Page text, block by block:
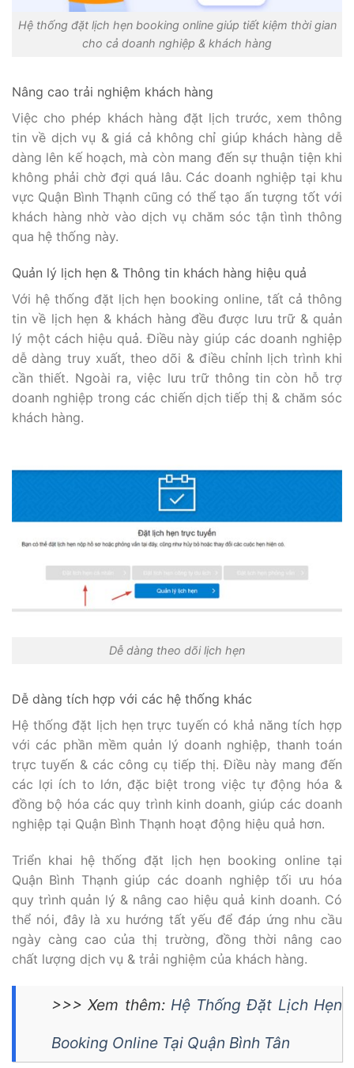
Hệ thống đặt lịch hẹn booking online giúp tiết kiệm thời gian
cho cả doanh nghiệp & khách hàng
Nâng cao trải nghiệm khách hàng
Việc cho phép khách hàng đặt lịch trước, xem thông
tin về dịch vụ & giá cả không chỉ giúp khách hàng dễ
dàng lên kế hoạch, mà còn mang đến sự thuận tiện khi
không phải chờ đợi quá lâu. Các doanh nghiệp tại khu
vực Quận Bình Thạnh cũng có thể tạo ấn tượng tốt với
khách hàng nhờ vào dịch vụ chăm sóc tận tình thông
qua hệ thống này.
Quản lý lịch hẹn & Thông tin khách hàng hiệu quả
Với hệ thống đặt lịch hẹn booking online, tất cả thông
tin về lịch hẹn & khách hàng đều được lưu trữ & quản
lý một cách hiệu quả. Điều này giúp các doanh nghiệp
dễ dàng truy xuất, theo dõi & điều chỉnh lịch trình khi
cần thiết. Ngoài ra, việc lưu trữ thông tin còn hỗ trợ
doanh nghiệp trong các chiến dịch tiếp thị & chăm sóc
khách hàng.
Dễ dàng theo dõi lịch hẹn
Dễ dàng tích hợp với các hệ thống khác
Hệ thống đặt lịch hẹn trực tuyến có khả năng tích hợp
với các phần mềm quản lý doanh nghiệp, thanh toán
trực tuyến & các công cụ tiếp thị. Điều này mang đến
các lợi ích to lớn, đặc biệt trong việc tự động hóa &
đồng bộ hóa các quy trình kinh doanh, giúp các doanh
nghiệp tại Quận Bình Thạnh hoạt động hiệu quả hơn.
Triển khai hệ thống đặt lịch hẹn booking online tại
Quận Bình Thạnh giúp các doanh nghiệp tối ưu hóa
quy trình quản lý & nâng cao hiệu quả kinh doanh. Có
thể nói, đây là xu hướng tất yếu để đáp ứng nhu cầu
ngày càng cao của thị trường, đồng thời nâng cao
chất lượng dịch vụ & trải nghiệm của khách hàng.
>>> Xem thêm: Hệ Thống Đặt Lịch Hẹn
Booking Online Tại Quận Bình Tân